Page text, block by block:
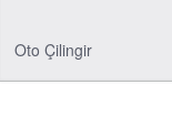
Oto Çilingir